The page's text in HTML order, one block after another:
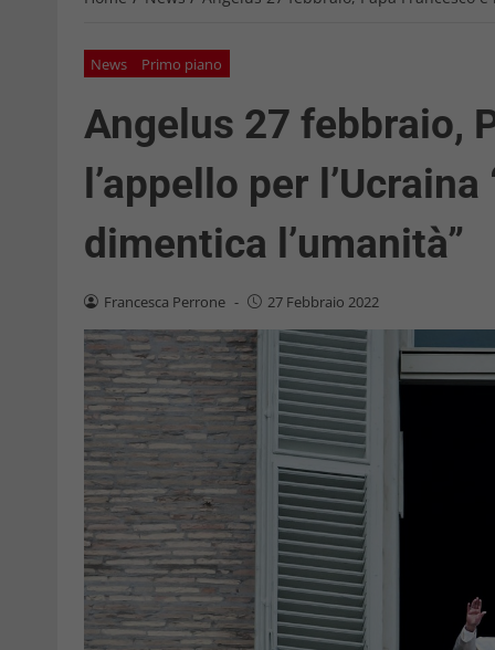
News Primo piano
Angelus 27 febbraio,
l’appello per
dimentica l’umanità”
Francesca Perrone - 27 Febbraio 2022